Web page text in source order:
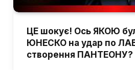
ЦЕ шокує! Ось ЯКОЮ
ЮНЕСКО на удар по
створення